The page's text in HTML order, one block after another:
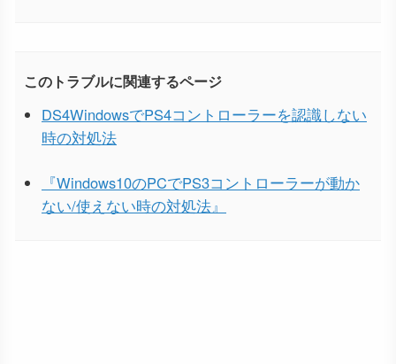
このトラブルに関連するページ
DS4WindowsでPS4コントローラーを認識しない
時の対処法
『Windows10のPCでPS3コントローラーが動か
ない/使えない時の対処法』